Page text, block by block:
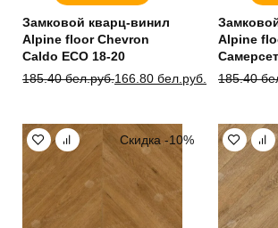
Замковой кварц-винил
Alpine floor Chevron
Caldo ЕСО 18-20
185.40бел.руб.
Первоначальная
185.40 бел.руб..
166.80 бел.руб.
Текущая
Alpine
185.40
185.40
Текущая
Скидка -10%